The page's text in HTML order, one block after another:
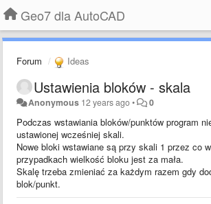
Geo7 dla AutoCAD
Forum Ideas
Ustawienia bloków - skala
Anonymous 12 years ago• 0
Podczas wstawiania bloków/punktów program
ustawionej wcześniej skali.
Nowe bloki wstawiane są przy skali 1 przez co
przypadkach wielkość bloku jest za mała.
Skalę trzeba zmieniać za każdym razem gdy
blok/punkt.